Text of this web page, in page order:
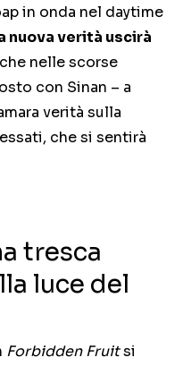
in onda nel daytime
nuova verità uscirà
nelle scorse
con Sinan – a
verità sulla
che si sentirà
tresca
luce del
Forbidden Fruitsi